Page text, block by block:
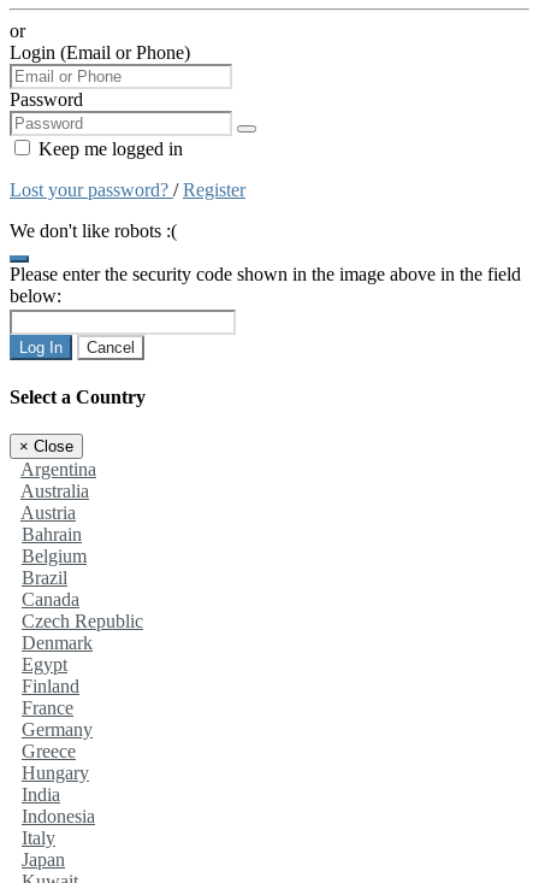
or
Login (Email or Phone)
Password
Keep me logged in
Lost your password? /Register
We don't like robots :(
Please enter the security code shown in the image above in the field
below:
Log In Cancel
Select a Country
× Close
Argentina
Australia
Austria
Bahrain
Belgium
Brazil
Canada
Czech Republic
Denmark
Egypt
Finland
France
Germany
Greece
Hungary
India
Indonesia
Italy
Japan